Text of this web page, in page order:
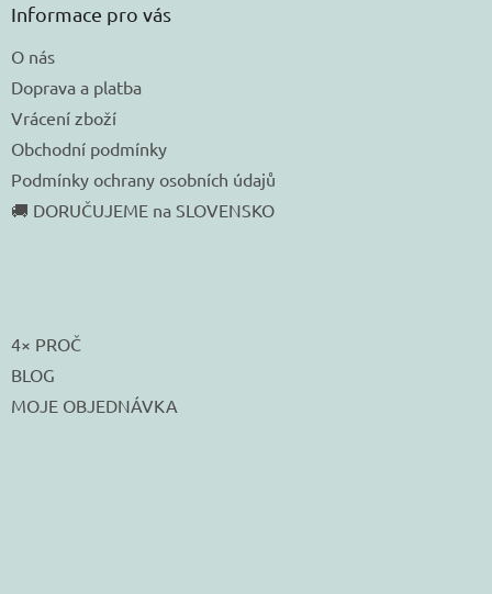
Informace pro vás
O nás
Doprava a platba
Vrácení zboží
Obchodní podmínky
Podmínky ochrany osobních údajů
🚚 DORUČUJEME na SLOVENSKO
4× PROČ
BLOG
MOJE OBJEDNÁVKA